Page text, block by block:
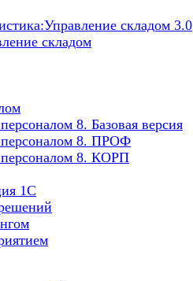
складом 3.0
складом
8. Базовая версия
персоналом 8. ПРОФ
персоналом 8. КОРП
1С